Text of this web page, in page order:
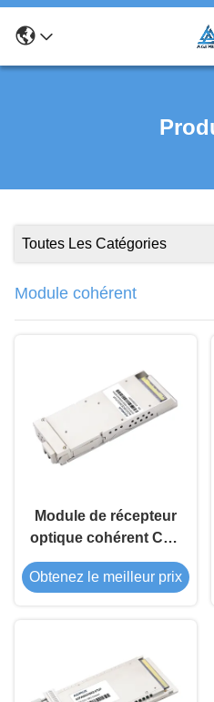
Toutes Les Catégories
Module cohérent
Module de récepteur
optique cohérent CFP
DCO 400G
Obtenez le meilleur prix